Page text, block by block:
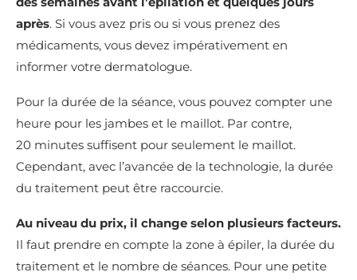
après. Si vous avez pris ou si vous prenez des
médicaments, vous devez impérativement en
informer votre dermatologue.
Pour la durée de la séance, vous pouvez compter une
heure pour les jambes et le maillot. Par contre,
20 minutes suffisent pour seulement le maillot.
Cependant, avec l’avancée de la technologie, la durée
du traitement peut être raccourcie.
Au niveau du prix, il change selon plusieurs facteurs.
Il faut prendre en compte la zone à épiler, la durée du
traitement et le nombre de séances. Pour une petite